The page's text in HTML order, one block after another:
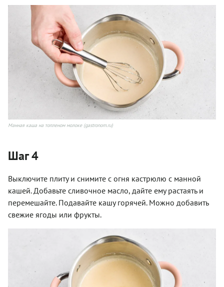
Манная каша на топленом молоке (gastronom.ru)
Шаг 4
Выключите плиту и снимите с огня кастрюлю с манной
кашей. Добавьте сливочное масло, дайте ему растаять и
перемешайте. Подавайте кашу горячей. Можно добавить
свежие ягоды или фрукты.